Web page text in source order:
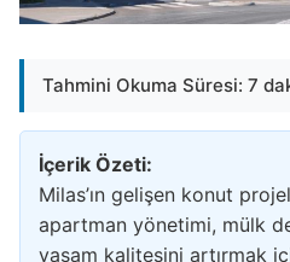
Tahmini Okuma Süresi: 7
İçerik Özeti:
Milas’ın gelişen konut
apartman yönetimi, mülk
yaşam kalitesini artırmak